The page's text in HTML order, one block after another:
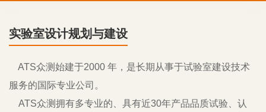
实验室设计规划与建设
ATS众测始建于2000 年，是长期从事于试验室建设技术
服务的国际专业公司。
ATS众测拥有多专业的、具有近30年产品品质试验、认